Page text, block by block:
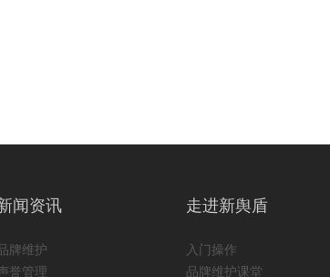
闻资讯
牌维护
誉管理
走进新舆盾
入门操作
品牌维护课堂